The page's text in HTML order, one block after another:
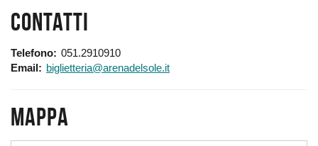
Contatti
Telefono
051.2910910
Email
biglietteria@arenadelsole.it
Mappa